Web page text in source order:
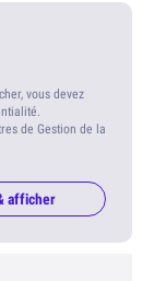
vous devez
de Gestion de la
afficher